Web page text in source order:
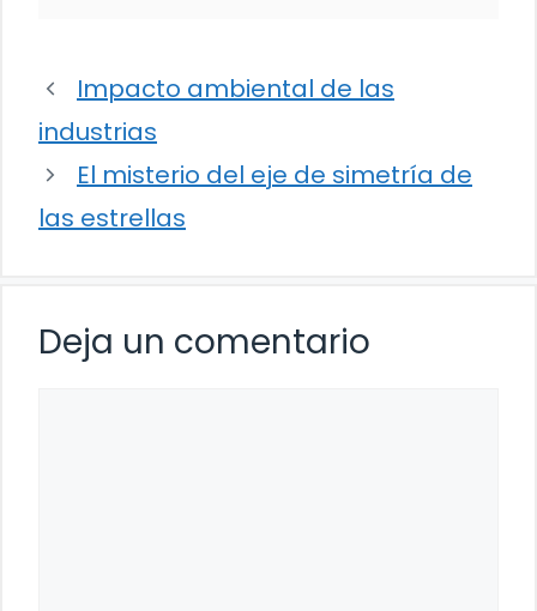
Impacto ambiental de las
industrias
El misterio del eje de simetría de
las estrellas
Deja un comentario